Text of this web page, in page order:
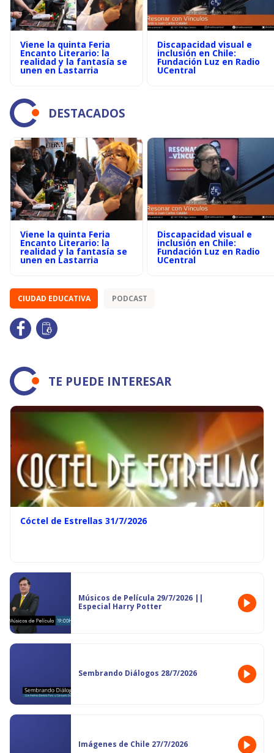
Viene la quinta Feria
Encanto Literario: la
realidad y la fantasía se
unen en Lastarria
Discapacidad visual e
inclusión en Chile:
Fundación Luz en Radio
UCentral
DESTACADOS
Viene la quinta Feria
Encanto Literario: la
realidad y la fantasía se
unen en Lastarria
Discapacidad visual e
inclusión en Chile:
Fundación Luz en Radio
UCentral
CIUDAD EDUCATIVA PODCAST
TE PUEDE INTERESAR
Cóctel de Estrellas 31/7/2026
Músicos de Película 29/7/2026 ||
Especial Harry Potter
Sembrando Diálogos 28/7/2026
Imágenes de Chile 27/7/2026